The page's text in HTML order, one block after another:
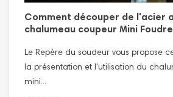
Comment découper de l'acier
chalumeau coupeur Mini
Le Repère du soudeur vous propose
la présentation et l'utilisation du
mini...